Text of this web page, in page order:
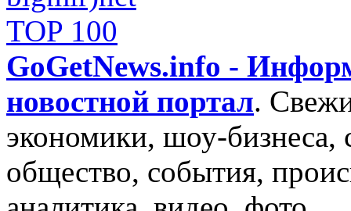
GoGetNews.info -
новостной портал.
экономики, шоу-бизнеса,
общество, события,